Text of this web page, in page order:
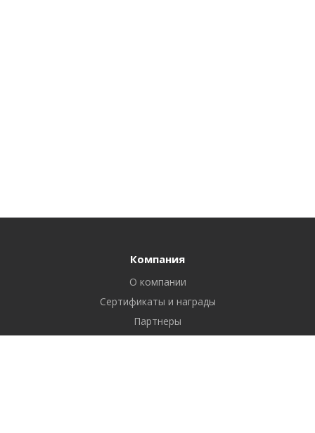
Компания
О компании
Сертификаты и награды
Партнеры